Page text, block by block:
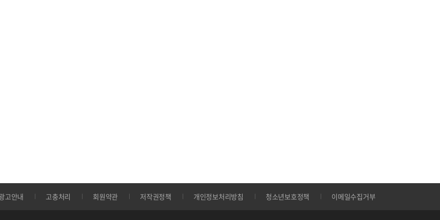
고안내 고충처리 회원약관 저작권정책 개인정보처리방침 청소년보호정책 이메일수집거부